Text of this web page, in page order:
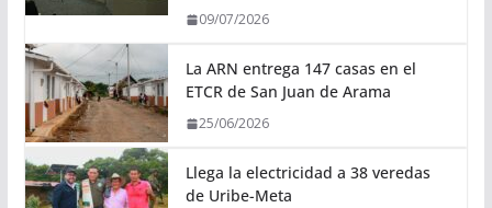
09/07/2026
La ARN entrega 147 casas en el
ETCR de San Juan de Arama
25/06/2026
Llega la electricidad a 38 veredas
de Uribe-Meta